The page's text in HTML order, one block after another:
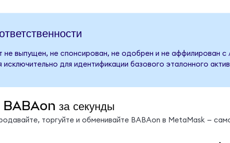
не выпущен, не спонсирован, не одобрен и не аффилирован с
исключительно для идентификации базового эталонного
BABAon за секунды
торгуйте и обменивайте BABAon в MetaMask —